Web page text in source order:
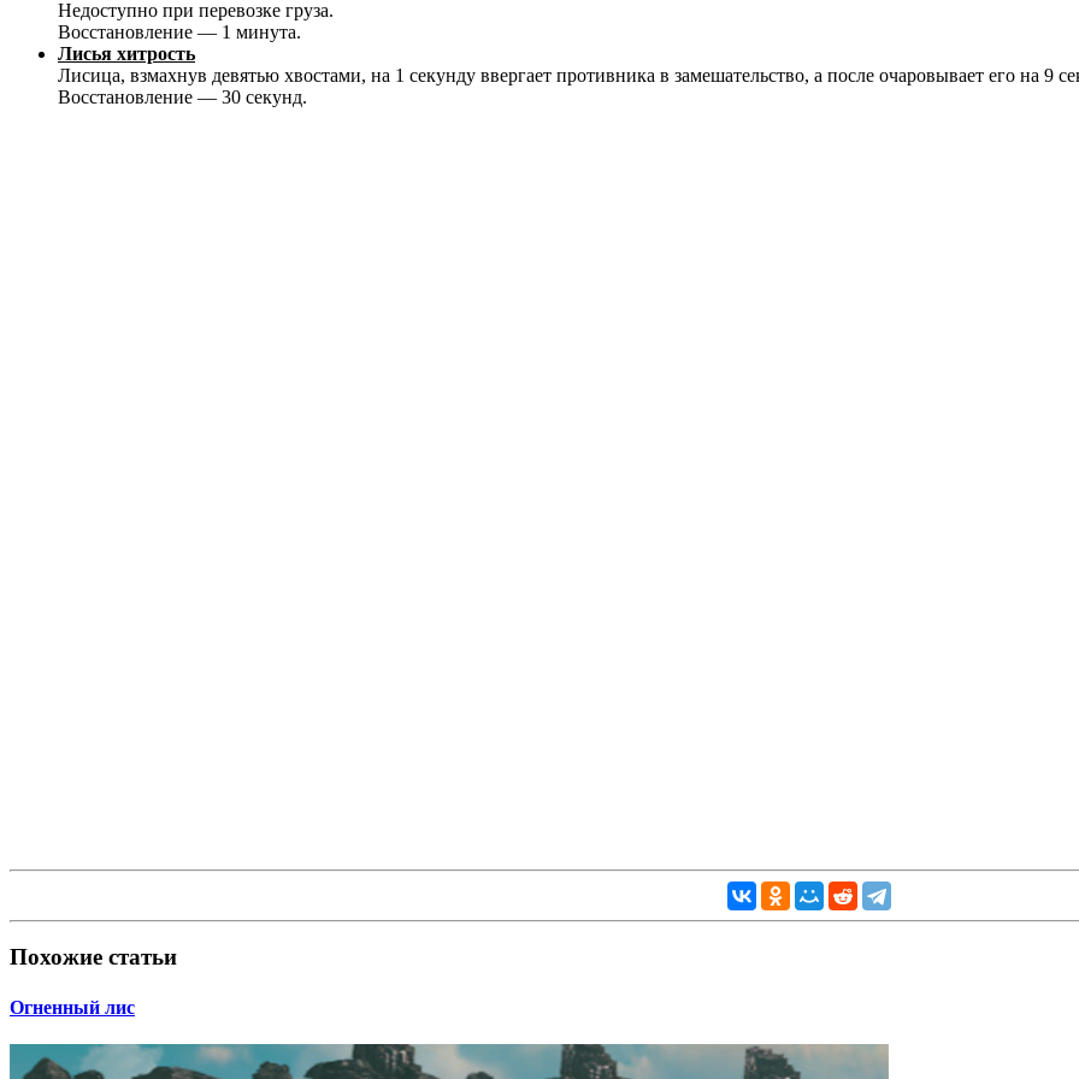
Недоступно при перевозке груза.
Восстановление — 1 минута.
Лисья хитрость
Лисица, взмахнув девятью хвостами, на 1 секунду ввергает противника в замешательство, а после очаровывает его на 9
Восстановление — 30 секунд.
Похожие статьи
Огненный лис